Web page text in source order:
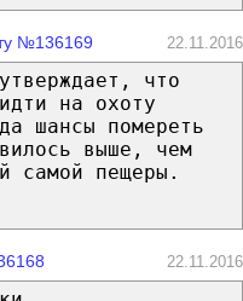
№136169 22.11.2016
что
на охоту
шансы помереть
выше, чем
самой пещеры.
22.11.2016